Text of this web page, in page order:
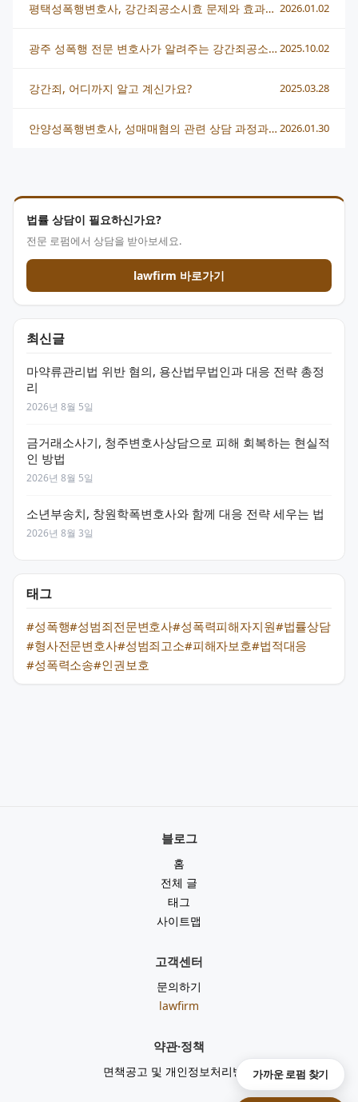
법률 상담이 필요하신가요?
전문 로펌에서 상담을 받아보세요.
lawfirm 바로가기
최신글
마약류관리법 위반 혐의, 용산법무법인과 대응 전략 총정
리
2026년 8월 5일
금거래소사기, 청주변호사상담으로 피해 회복하는 현실적
인 방법
2026년 8월 5일
소년부송치, 창원학폭변호사와 함께 대응 전략 세우는 법
2026년 8월 3일
태그
#성폭행#성범죄전문변호사#성폭력피해자지원#법률상담
#형사전문변호사#성범죄고소#피해자보호#법적대응
#성폭력소송#인권보호
평택성폭행변호사, 강간죄공소시효 문제와 효과적 방어 전략 2026.01.02
광주 성폭행 전문 변호사가 알려주는 강간죄공소시효 중요 포인트 2025.10.02
강간죄, 어디까지 알고 계신가요? 2025.03.28
안양성폭행변호사, 성매매혐의 관련 상담 과정과 법적 대응 방법 2026.01.30
블로그
홈
전체 글
태그
사이트맵
고객센터
문의하기
lawfirm
약관·정책
면책공고 및 개인정보처리방침가까운 로펌 찾기